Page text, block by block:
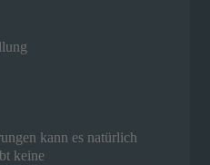
kann es natürlich
keine